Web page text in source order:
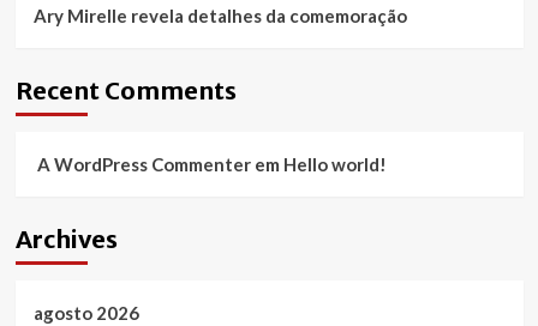
Ary Mirelle revela detalhes da comemoração
Recent Comments
A WordPress Commenterem Hello world!
Archives
agosto 2026